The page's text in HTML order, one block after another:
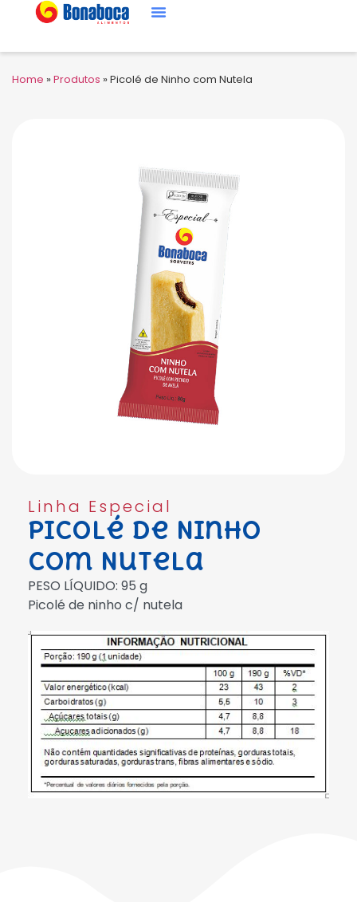
Home »Produtos »Picolé de Ninho com Nutela
Linha Especial
Picolé de Ninho
com Nutela
PESO LÍQUIDO: 95 g
Picolé de ninho c/ nutela